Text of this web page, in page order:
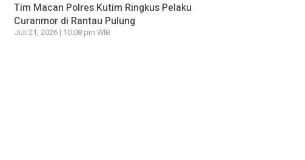
Tim Macan Polres Kutim Ringkus Pelaku
Curanmor di Rantau Pulung
Juli 21, 2026 | 10:08 pm WIB